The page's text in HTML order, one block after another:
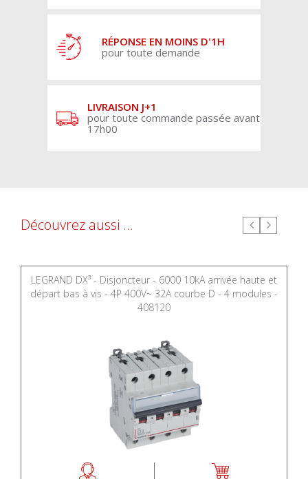
RÉPONSE EN MOINS D'1H
pour toute demande
LIVRAISON J+1
pour toute commande passée avant
17h00
Découvrez aussi ...
LEGRAND DX³ - Disjoncteur - 6000 10kA arrivée haute et
départ bas à vis - 4P 400V~ 32A courbe D - 4 modules -
408120